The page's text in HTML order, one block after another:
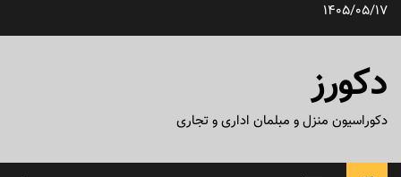
پرش1405/05/17
دکورز
دکوراسیون منزل و مبلمان اداری و تجاری